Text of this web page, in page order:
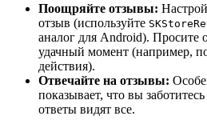
Поощряйте отзывы:
отзыв (используйте
аналог для Android). Просите
удачный момент (например,
действия).
Отвечайте на отзывы:
показывает, что вы
ответы видят все.